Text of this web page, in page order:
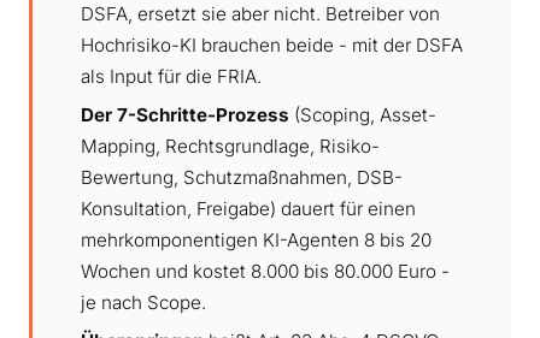
DSFA, ersetzt sie aber nicht. Betreiber von
Hochrisiko-KI brauchen beide - mit der DSFA
als Input für die FRIA.
Der 7-Schritte-Prozess (Scoping, Asset-
Mapping, Rechtsgrundlage, Risiko-
Bewertung, Schutzmaßnahmen, DSB-
Konsultation, Freigabe) dauert für einen
mehrkomponentigen KI-Agenten 8 bis 20
Wochen und kostet 8.000 bis 80.000 Euro -
je nach Scope.